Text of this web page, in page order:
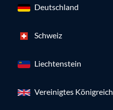
Deutschland
Schweiz
Liechtenstein
Vereinigtes Königreich